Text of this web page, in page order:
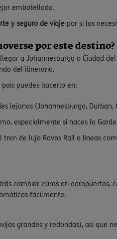
embotellada.
y seguro de viaje por si los
por este destino?
a Johannesburgo o Ciudad
del itinerario.
puedes hacerlo en:
lejanas (Johannesburgo, Durban,
especialmente si haces la
tren de lujo Rovos Rail o líneas
cambiar euros en aeropuertos,
fácilmente.
grandes y redondas), así que